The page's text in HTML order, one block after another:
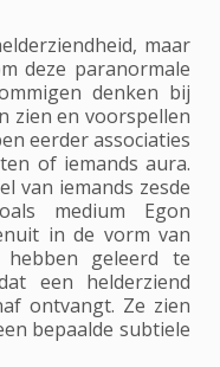
maar
deze paranormale
denken bij
zien en voorspellen
eerder associaties
of iemands aura.
van iemands zesde
medium Egon
in de vorm van
geleerd te
een helderziend
ontvangt. Ze zien
bepaalde subtiele